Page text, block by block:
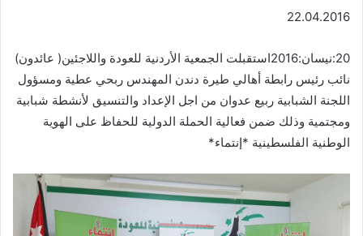
22.04.2016
20:نيسان:2016استقبلت الجمعية الأردنية للعودة واللاجئين( عائدون)
نائب رئيس رابطة أهالي طيرة دندن المهندس ربحي عطية ومسؤول
اللجنة الشبابية ربيع عدوان من اجل الإعداد والتنسيق لأنشطة شبابية
ومجتمية وذلك ضمن فعالية الحملة الدولية للحفاظ على الهوية
الوطنية الفلسطينية *إنتماء*